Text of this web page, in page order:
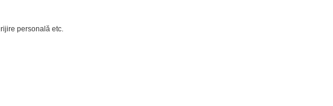
personală etc.